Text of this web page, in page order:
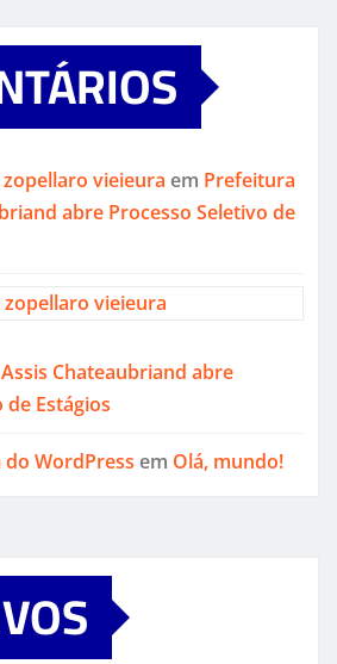
vieieura em Prefeitura
abre Processo Seletivo de
vieieura
Chateaubriand abre
de Estágios
WordPress em Olá, mundo!